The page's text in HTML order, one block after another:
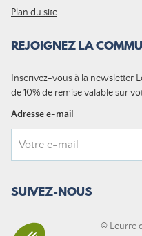
Plan du site
REJOIGNEZ LA
Inscrivez-vous à la newsletter
de 10% de remise valable sur
Adresse e-mail
SUIVEZ-NOUS
© Leurre